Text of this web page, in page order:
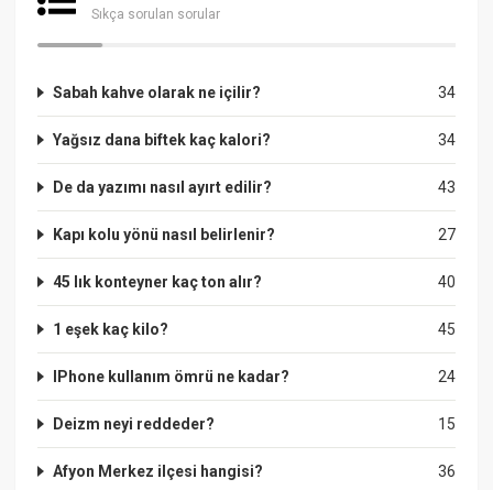
Sıkça sorulan sorular
34
Sabah kahve olarak ne içilir?
34
Yağsız dana biftek kaç kalori?
43
De da yazımı nasıl ayırt edilir?
27
Kapı kolu yönü nasıl belirlenir?
40
45 lık konteyner kaç ton alır?
45
1 eşek kaç kilo?
24
IPhone kullanım ömrü ne kadar?
15
Deizm neyi reddeder?
36
Afyon Merkez ilçesi hangisi?